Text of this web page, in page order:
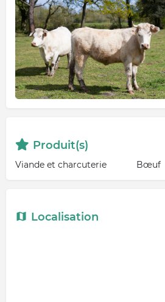
Produit(s)
Viande et charcuterie Bœuf
Localisation